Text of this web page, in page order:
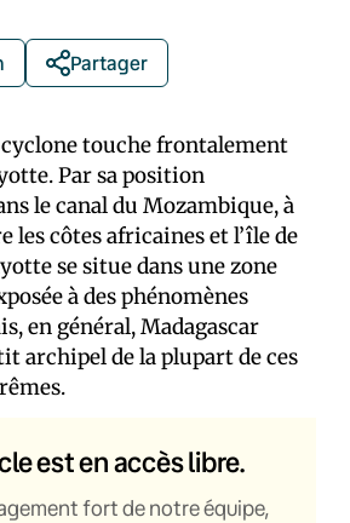
Partager
cyclone touche frontalement
Par sa position
le canal du Mozambique, à
côtes africaines et l’île de
se situe dans une zone
à des phénomènes
en général, Madagascar
archipel de la plupart de ces
est en accès libre.
fort de notre équipe,